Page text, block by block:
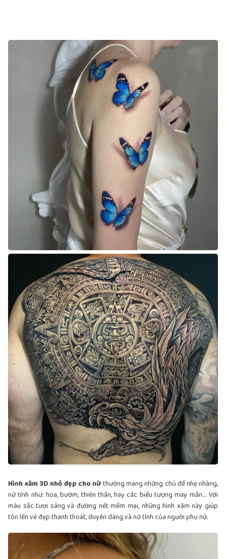
Hình xăm 3D nhỏ đẹp cho nữthường mang những chủ đề nhẹ nhàng,
nữ tính như: hoa, bướm, thiên thần, hay các biểu tượng may mắn… Với
màu sắc tươi sáng và đường nét mềm mại, những hình xăm này giúp
tôn lên vẻ đẹp thanh thoát, duyên dáng và nữ tính của người phụ nữ.